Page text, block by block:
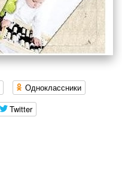
Одноклассники
Twitter